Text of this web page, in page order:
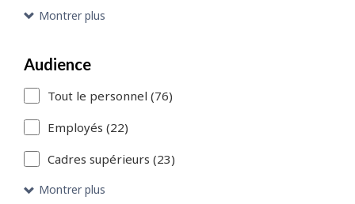
Vous
pouvez
le
lien
«
Montrer plus
Audience
Tout le personnel (76)
Employés (22)
Cadres supérieurs (23)
Montrer plus